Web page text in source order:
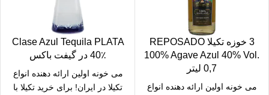
3 خوزه تکیلا REPOSADO
100% Agave Azul 40% Vol.
0,7 لیتر
می خونه اولین ارائه دهنده انواع
Clase Azul Tequila PLATA
40٪ در گیفت باکس
می خونه اولین ارائه دهنده انواع
تکیلا در ایران! برای خرید تکیلا با